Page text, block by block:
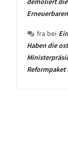
fra bei
Haben die
Reformpaket